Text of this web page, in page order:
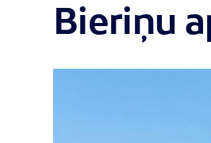
Bieriņu